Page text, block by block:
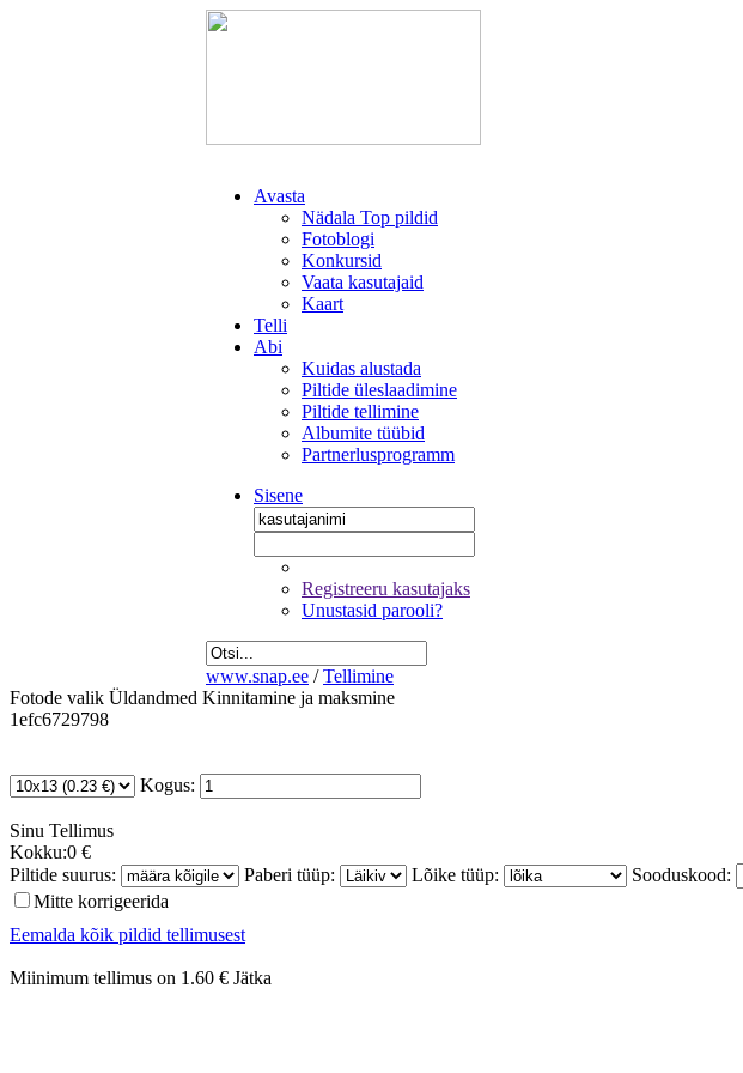
Avasta
Nädala Top pildid
Fotoblogi
Konkursid
Vaata kasutajaid
Kaart
Telli
Abi
Kuidas alustada
Piltide üleslaadimine
Piltide tellimine
Albumite tüübid
Partnerlusprogramm
Sisene
Registreeru kasutajaks
Unustasid parooli?
www.snap.ee / Tellimine
Fotode valik Üldandmed Kinnitamine ja maksmine
1efc6729798
Kogus:
Sinu Tellimus
Kokku:0 €
Piltide suurus:
Paberi tüüp: Lõike tüüp: Sooduskood:
Mitte korrigeerida
Eemalda kõik pildid tellimusest
Miinimum tellimus on 1.60 € Jätka